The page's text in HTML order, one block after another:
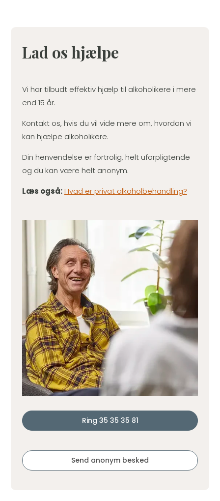
Lad os hjælpe
Vi har tilbudt effektiv hjælp til alkoholikere i mere
end 15 år.
Kontakt os, hvis du vil vide mere om, hvordan vi
kan hjælpe alkoholikere.
Din henvendelse er fortrolig, helt uforpligtende
og du kan være helt anonym.
Læs også: Hvad er privat alkoholbehandling?
Ring 35 35 35 81
Send anonym besked